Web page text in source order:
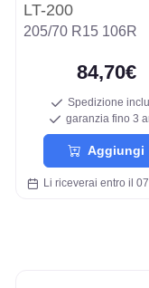
LT-200
205/70 R15 106R
84,70€
Spedizione
garanzia fino 3
Aggiungi
Li riceverai entro il